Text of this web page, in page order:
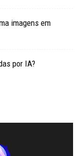
imagens em
por IA?